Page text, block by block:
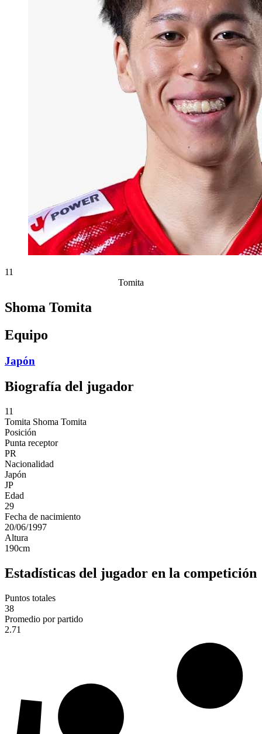
11
Tomita
Shoma Tomita
Equipo
Japón
Biografía del jugador
11
Tomita Shoma Tomita
Posición
Punta receptor
PR
Nacionalidad
Japón
JP
Edad
29
Fecha de nacimiento
20/06/1997
Altura
190cm
Estadísticas del jugador en la competición
Puntos totales
38
Promedio por partido
2.71